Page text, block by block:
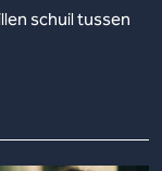
schuil tussen